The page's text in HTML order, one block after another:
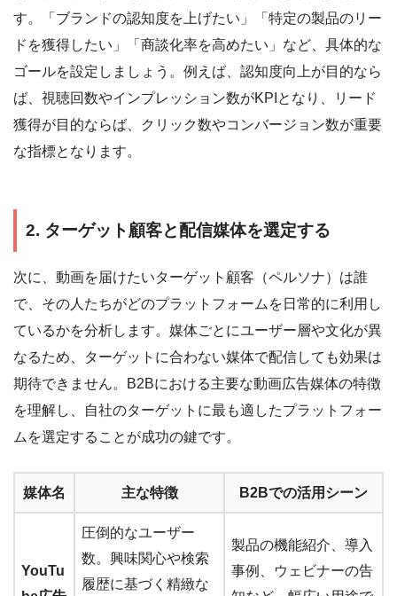
す。「ブランドの認知度を上げたい」「特定の製品のリー
ドを獲得したい」「商談化率を高めたい」など、具体的な
ゴールを設定しましょう。例えば、認知度向上が目的なら
ば、視聴回数やインプレッション数がKPIとなり、リード
獲得が目的ならば、クリック数やコンバージョン数が重要
な指標となります。
2. ターゲット顧客と配信媒体を選定する
次に、動画を届けたいターゲット顧客（ペルソナ）は誰
で、その人たちがどのプラットフォームを日常的に利用し
ているかを分析します。媒体ごとにユーザー層や文化が異
なるため、ターゲットに合わない媒体で配信しても効果は
期待できません。B2Bにおける主要な動画広告媒体の特徴
を理解し、自社のターゲットに最も適したプラットフォー
ムを選定することが成功の鍵です。
媒体名 主な特徴 B2Bでの活用シーン
YouTu
圧倒的なユーザー
数。興味関心や検索
履歴に基づく精緻な
製品の機能紹介、導入
事例、ウェビナーの告